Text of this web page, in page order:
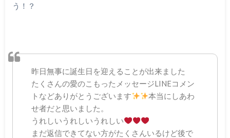
う！？
昨日無事に誕生日を迎えることが出来ました
たくさんの愛のこもったメッセージLINEコメン
トなどありがとうございます
本当にしあわ
せ者だと思いました。
うれしいうれしいうれしい
まだ返信できてない方がたくさんいるけど後で